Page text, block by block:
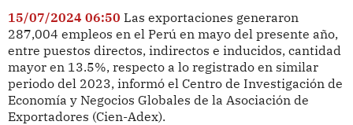
15/07/2024 06:50 Las exportaciones generaron
287,004 empleos en el Perú en mayo del presente año,
entre puestos directos, indirectos e inducidos, cantidad
mayor en 13.5%, respecto a lo registrado en similar
periodo del 2023, informó el Centro de Investigación de
Economía y Negocios Globales de la Asociación de
Exportadores (Cien-Adex).